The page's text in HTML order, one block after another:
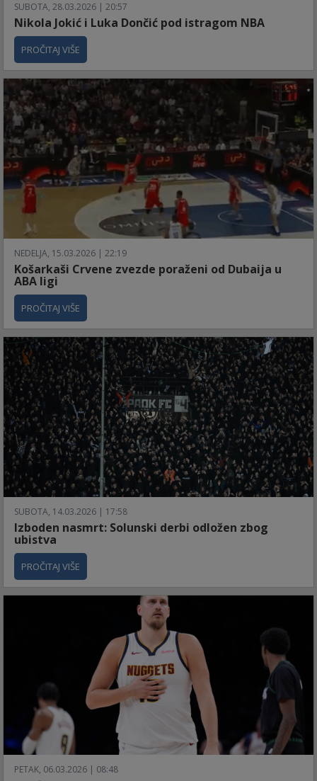
SUBOTA, 28.03.2026 | 20:57
Nikola Jokić i Luka Dončić pod istragom NBA
PROČITAJ VIŠE
NEDELJA, 15.03.2026 | 22:19
Košarkaši Crvene zvezde poraženi od Dubaija u
ABA ligi
PROČITAJ VIŠE
SUBOTA, 14.03.2026 | 17:58
Izboden nasmrt: Solunski derbi odložen zbog
ubistva
PROČITAJ VIŠE
PETAK, 06.03.2026 | 08:48